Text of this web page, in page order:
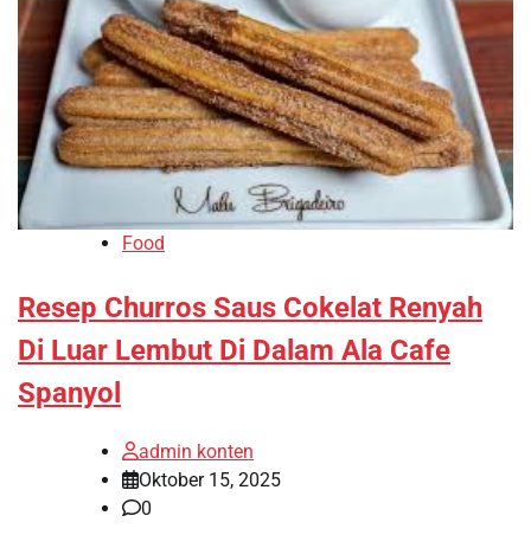
Food
Resep Churros Saus Cokelat Renyah
Di Luar Lembut Di Dalam Ala Cafe
Spanyol
admin konten
Oktober 15, 2025
0